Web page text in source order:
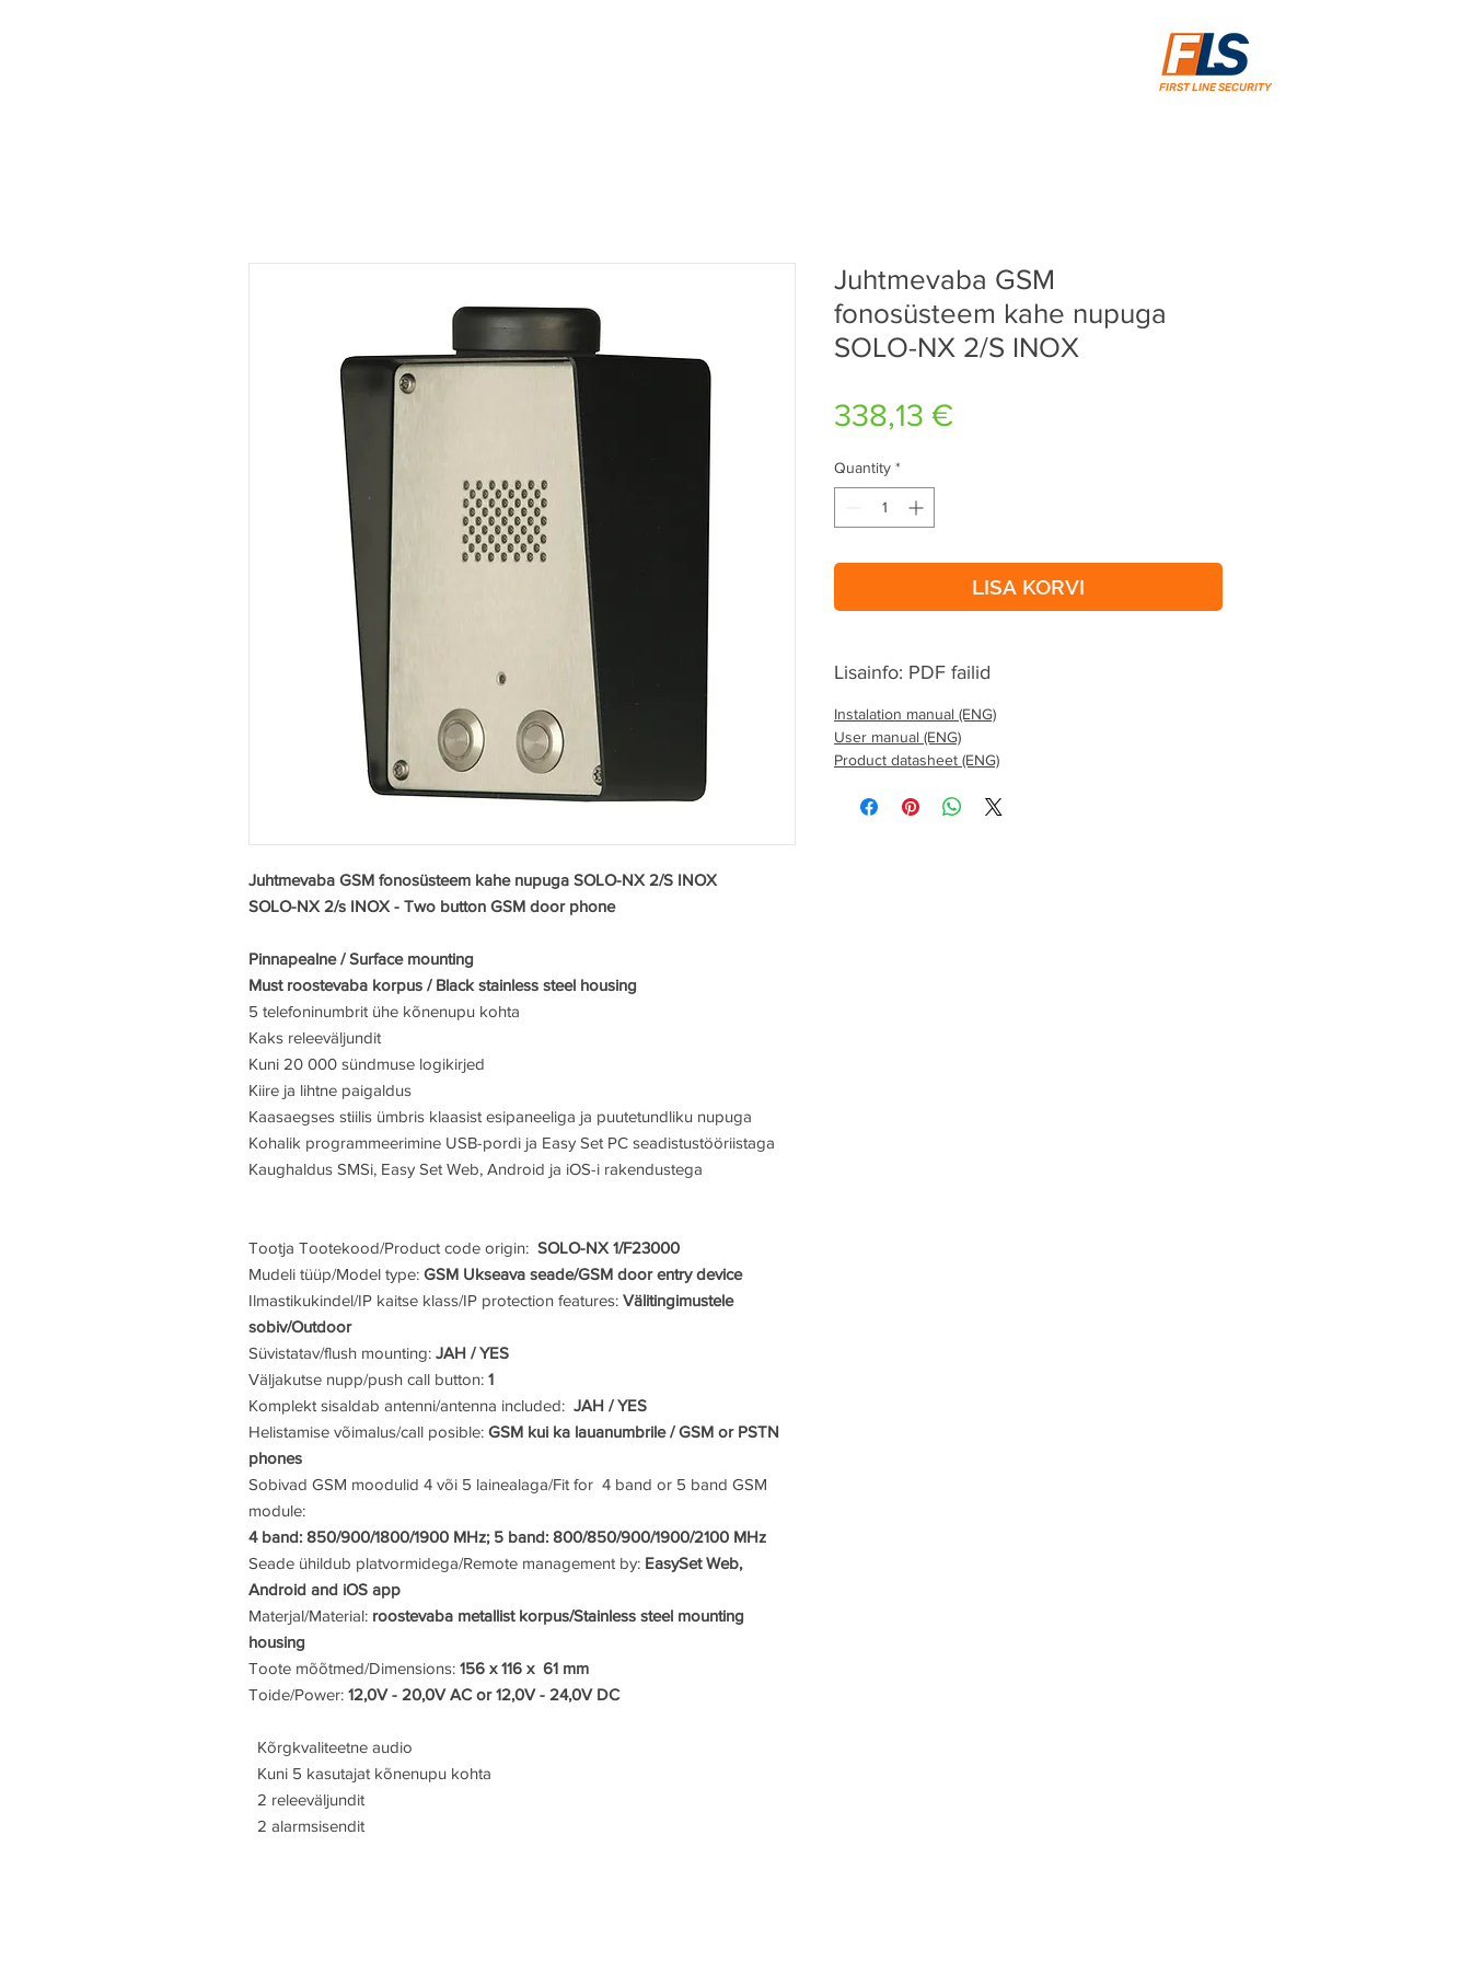
FIRST LINE SECURITY
Juhtmevaba GSM fonosüsteem kahe nupuga SOLO-NX 2/S INOX
SOLO-NX 2/s INOX - Two button GSM door phone
Pinnapealne / Surface mounting
Must roostevaba korpus / Black stainless steel housing
5 telefoninumbrit ühe kõnenupu kohta
Kaks releeväljundit
Kuni 20 000 sündmuse logikirjed
Kiire ja lihtne paigaldus
Kaasaegses stiilis ümbris klaasist esipaneeliga ja puutetundliku nupuga
Kohalik programmeerimine USB-pordi ja Easy Set PC seadistustööriistaga
Kaughaldus SMSi, Easy Set Web, Android ja iOS-i rakendustega
Tootja Tootekood/Product code origin: SOLO-NX 1/F23000
Mudeli tüüp/Model type: GSM Ukseava seade/GSM door entry device
Ilmastikukindel/IP kaitse klass/IP protection features: Välitingimustele
sobiv/Outdoor
Süvistatav/flush mounting: JAH / YES
Väljakutse nupp/push call button: 1
Komplekt sisaldab antenni/antenna included: JAH / YES
Helistamise võimalus/call posible: GSM kui ka lauanumbrile / GSM or PSTN
phones
Sobivad GSM moodulid 4 või 5 lainealaga/Fit for 4 band or 5 band GSM
module:
4 band: 850/900/1800/1900 MHz; 5 band: 800/850/900/1900/2100 MHz
Seade ühildub platvormidega/Remote management by: EasySet Web,
Android and iOS app
Materjal/Material: roostevaba metallist korpus/Stainless steel mounting
housing
Toote mõõtmed/Dimensions: 156 x 116 x 61 mm
Toide/Power: 12,0V - 20,0V AC or 12,0V - 24,0V DC
Kõrgkvaliteetne audio
Kuni 5 kasutajat kõnenupu kohta
2 releeväljundit
2 alarmsisendit
Juhtmevaba GSM
fonosüsteem kahe nupuga
SOLO-NX 2/S INOX
338,13 €Price
Quantity *
LISA KORVI
Lisainfo: PDF failid
Instalation manual (ENG)
User manual (ENG)
Product datasheet (ENG)